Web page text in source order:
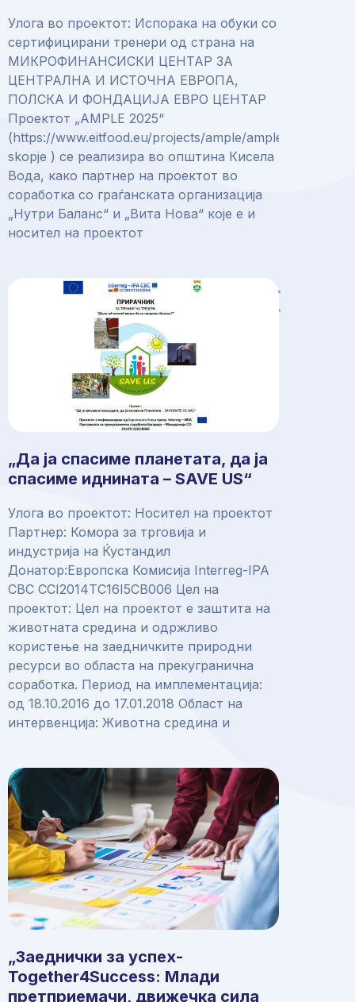
Улога во проектот: Испорака на обуки со
сертифицирани тренери од страна на
МИКРОФИНАНСИСКИ ЦЕНТАР ЗА
ЦЕНТРАЛНА И ИСТОЧНА ЕВРОПА,
ПОЛСКА И ФОНДАЦИЈА ЕВРО ЦЕНТАР
Проектот „AMPLE 2025“
(https://www.eitfood.eu/projects/ample/ample-
skopje ) се реализира во општина Кисела
Вода, како партнер на проектот во
соработка со граѓанската организација
„Нутри Баланс“ и „Вита Нова“ које е и
носител на проектот
„Да ја спасиме планетата, да ја
спасиме иднината – SAVE US“
Улога во проектот: Носител на проектот
Партнер: Комора за трговија и
индустрија на Ќустандил
Донатор:Европска Комисија Interreg-IPA
CBC CCI2014TC16I5CB006 Цел на
проектот: Цел на проектот е заштита на
животната средина и одржливо
користење на заедничките природни
ресурси во областа на прекугранична
соработка. Период на имплементација:
од 18.10.2016 до 17.01.2018 Област на
интервенција: Животна средина и
„Заеднички за успех-
Together4Success: Млади
претприемачи, движечка сила